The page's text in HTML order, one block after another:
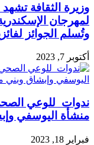
وزيرة الثقافة تشهد
لمهرجان
وتُسلم الجوائز
أكتوبر 7, 2023
ندوات للوعي
منشأة اليوسفي
فبراير 18, 2023